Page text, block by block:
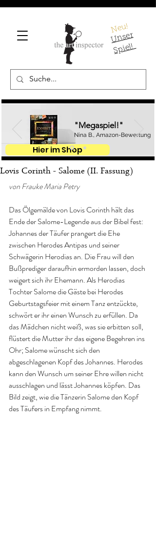
Neu!
U
ns
er
S
pi
el!
"Megaspiel!"
Nina B., Amazon-Bewertung
Hier im Shop
Lovis Corinth - Salome (II. Fassung)
von Frauke Maria Petry
Das Ölgemälde von Lovis Corinth hält das
Ende der Salome-Legende aus der Bibel fest:
Johannes der Täufer prangert die Ehe
zwischen Herodes Antipas und seiner
Schwägerin Herodias an. Die Frau will den
Bußprediger daraufhin ermorden lassen, doch
weigert sich ihr Ehemann. Als Herodias
Tochter Salome die Gäste bei Herodes
Geburtstagsfeier mit einem Tanz entzückte,
schwört er ihr einen Wunsch zu erfüllen. Da
das Mädchen nicht weiß, was sie erbitten soll,
flüstert die Mutter ihr das eigene Begehren ins
Ohr; Salome wünscht sich den
abgeschlagenen Kopf des Johannes. Herodes
kann den Wunsch um seiner Ehre willen nicht
ausschlagen und lässt Johannes köpfen. Das
Bild zeigt, wie die Tänzerin Salome den Kopf
des Täufers in Empfang nimmt.